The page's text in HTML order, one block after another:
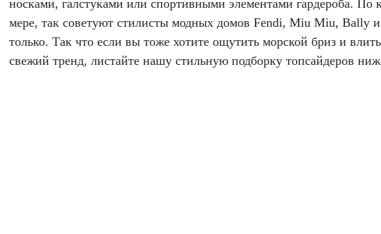
носками, галстуками или спортивными элементами гардероба. По
мере, так советуют стилисты модных домов Fendi, Miu Miu, Bally
только. Так что если вы тоже хотите ощутить морской бриз и
свежий тренд, листайте нашу стильную подборку топсайдеров